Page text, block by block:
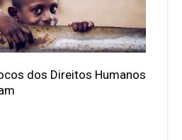
dos Direitos Humanos